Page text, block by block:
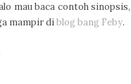
mau baca contoh sinopsis,
mampir diblog bang Feby.